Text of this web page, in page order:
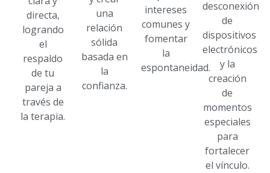
directa,
logrando
el
respaldo
de tu
pareja a
través de
la terapia.
una
relación
sólida
basada en
la
confianza.
intereses
comunes y
fomentar
la
espontaneidad.
desconexión
de
dispositivos
electrónicos
y la
creación
de
momentos
especiales
para
fortalecer
el vínculo.